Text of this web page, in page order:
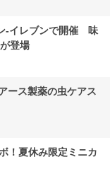
-イレブンで開催 味
登場
ース製薬の虫ケアス
！夏休み限定ミニカ